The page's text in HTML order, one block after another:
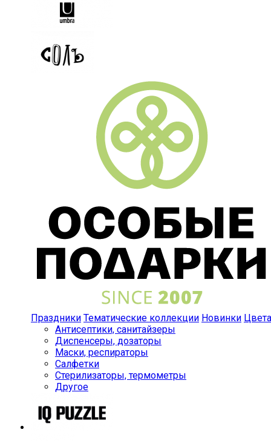
Праздники Тематические коллекции Новинки Цвета
Антисептики, санитайзеры
Диспенсеры, дозаторы
Маски, респираторы
Салфетки
Стерилизаторы, термометры
Другое